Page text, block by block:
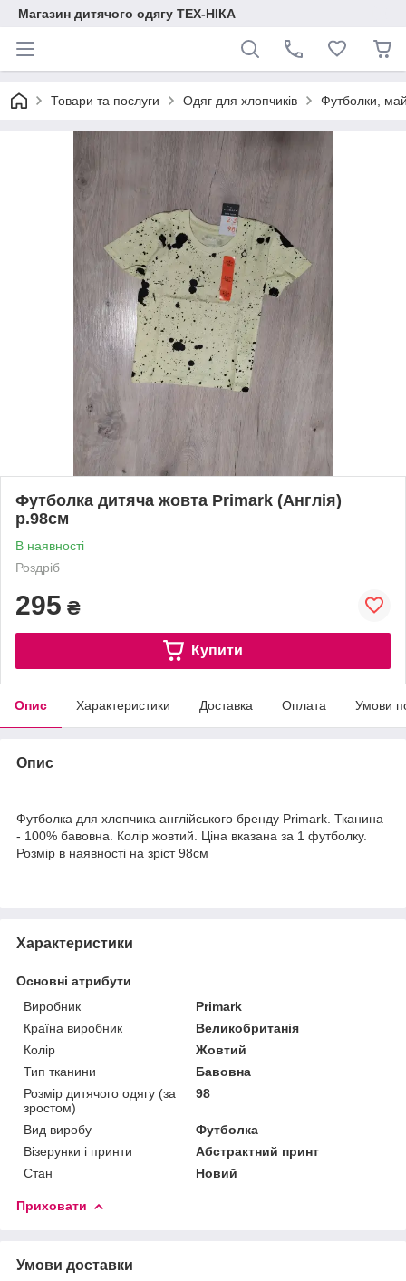
Магазин дитячого одягу ТЕХ-НІКА
Товари та послуги Одяг для хлопчиків Футболки,
Футболка дитяча жовта Primark (Англія)
р.98см
В наявності
Роздріб
295 ₴
Купити
Опис Характеристики Доставка Оплата Умови
Опис
Футболка для хлопчика англійського бренду Primark. Тканина
- 100% бавовна. Колір жовтий. Ціна вказана за 1 футболку.
Розмір в наявності на зріст 98см
Характеристики
Основні атрибути
Виробник
Primark
Країна виробник
Великобританія
Колір
Жовтий
Тип тканини
Бавовна
Розмір дитячого одягу (за
зростом)
98
Вид виробу
Футболка
Візерунки і принти
Абстрактний принт
Стан
Новий
Приховати
Умови доставки